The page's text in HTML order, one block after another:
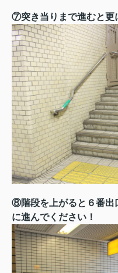
⑦突き当りまで進むと更
⑧階段を上がると６番出
に進んでください！